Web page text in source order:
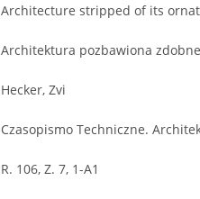
Architecture stripped of its
Architektura pozbawiona
Hecker, Zvi
Czasopismo Techniczne.
R. 106, Z. 7, 1-A1